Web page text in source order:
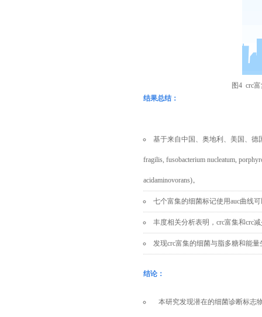
图4 crc富
结果总结：
基于来自中国、奥地利、美国、德
fragilis, fusobacterium nucleatum,
acidaminovorans)。
七个富集的细菌标记使用auc曲线
丰度相关分析表明， crc富集和crc
发现crc富集的细菌与脂多糖和能
结论 ：
本研究发现潜在的细菌诊断标志